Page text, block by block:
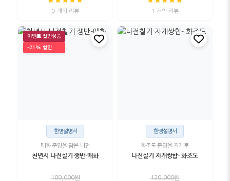
5 개의 리뷰 1 개의 리뷰
이벤트 할인상품
-21% 할인
한영설명서
매화 문양을 담은 나전
천년시 나전칠기 쟁반-매화
180,000원
한영설명서
화조도 문양을 자개로
나전칠기 자개쌍합- 화조도
120,000원